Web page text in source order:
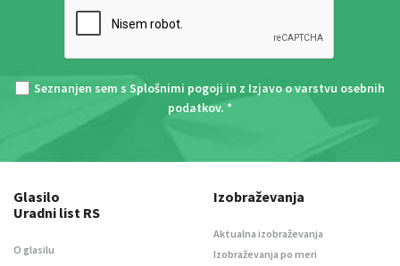
Seznanjen sem s Splošnimi pogoji in z Izjavo o varstvu osebnih
podatkov. *
Glasilo
Uradni list RS
O glasilu
Izobraževanja
Aktualna izobraževanja
Izobraževanja po meri